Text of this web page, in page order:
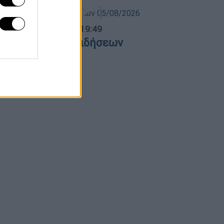
05.08.2026 19:49
δελτίο ειδήσεων
08/2026